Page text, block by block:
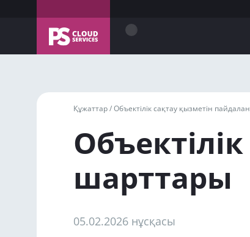
Құжаттар /Объектілік сақтау қызметін
шарттары
05.02.2026 нұсқасы